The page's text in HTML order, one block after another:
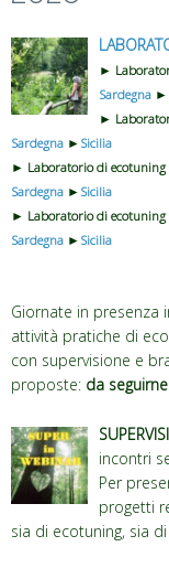
►
Sardegna ►
►
Sardegna ► Sicilia
► Laboratorio di ecotuning
Sardegna ► Sicilia
► Laboratorio di ecotuning
Sardegna ► Sicilia
Giornate in presenza
attività pratiche di
con supervisione e
proposte: da
incontri
Per
progetti
sia di ecotuning, sia